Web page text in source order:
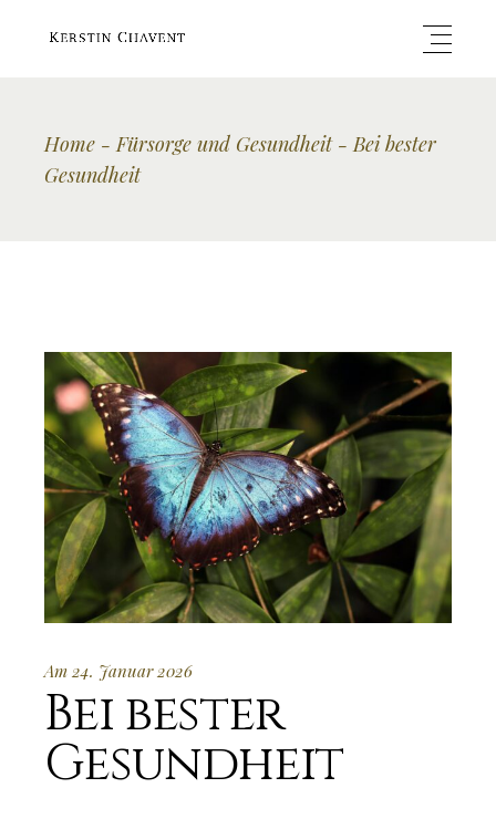
Home Fürsorge und Gesundheit
Bei bester
Gesundheit
Am 24. Januar 2026
Bei bester
Gesundheit